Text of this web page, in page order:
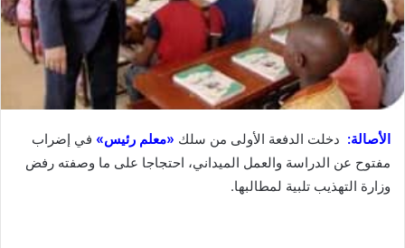
الأصالة: دخلت الدفعة الأولى من سلك «معلم رئيس» في إضراب
مفتوح عن الدراسة والعمل الميداني، احتجاجا على ما وصفته رفض
وزارة التهذيب تلبية لمطالبها.